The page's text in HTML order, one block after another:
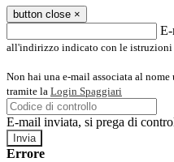
button close ×
all'indirizzo indicato con le istruzioni
Non hai una e-mail associata al
tramite la Login Spaggiari
E-mail inviata, si prega di
Errore